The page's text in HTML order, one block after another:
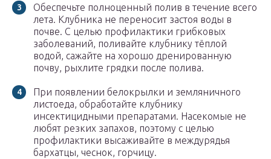
Обеспечьте полноценный полив в течение всего
лета. Клубника не переносит застоя воды в
почве. С целью профилактики грибковых
заболеваний, поливайте клубнику тёплой
водой, сажайте на хорошо дренированную
почву, рыхлите грядки после полива.
При появлении белокрылки и земляничного
листоеда, обработайте клубнику
инсектицидными препаратами. Насекомые не
любят резких запахов, поэтому с целью
профилактики высаживайте в междурядья
бархатцы, чеснок, горчицу.